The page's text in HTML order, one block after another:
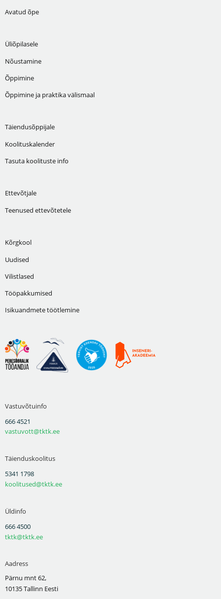
Avatud õpe
Üliõpilasele
Nõustamine
Õppimine
Õppimine ja praktika välismaal
Täiendusõppijale
Koolituskalender
Tasuta koolituste info
Ettevõtjale
Teenused ettevõtetele
Kõrgkool
Uudised
Vilistlased
Tööpakkumised
Isikuandmete töötlemine
Vastuvõtuinfo
666 4521
vastuvott@tktk.ee
Täienduskoolitus
5341 1798
koolitused@tktk.ee
Üldinfo
666 4500
tktk@tktk.ee
Aadress
Pärnu mnt 62,
10135 Tallinn Eesti